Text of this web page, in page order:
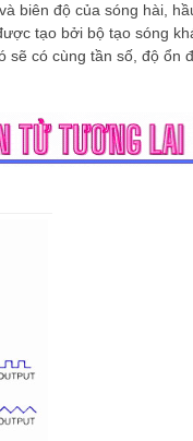
biên độ của sóng hài,
tạo bởi bộ tạo sóng
có cùng tần số, độ ổn